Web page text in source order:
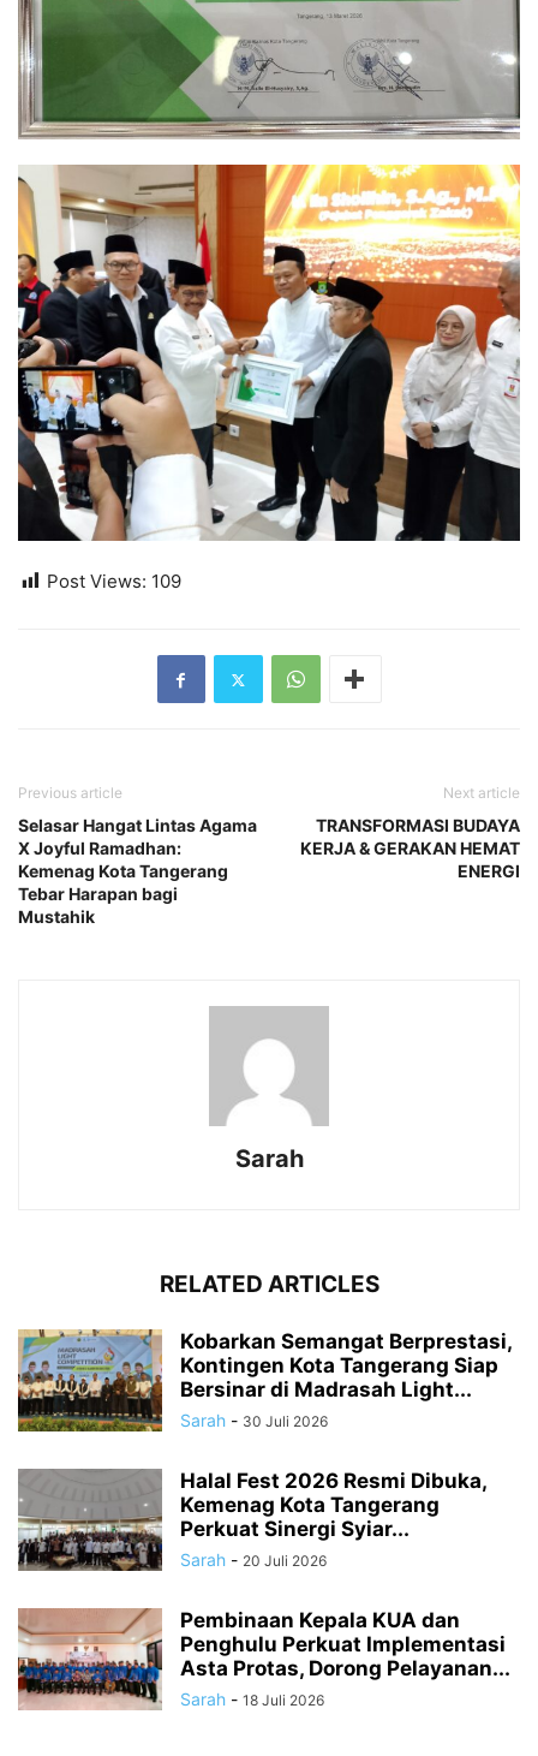
Post Views: 109
Previous article
Selasar Hangat Lintas Agama
X Joyful Ramadhan:
Kemenag Kota Tangerang
Tebar Harapan bagi
Mustahik
Next article
TRANSFORMASI BUDAYA
KERJA & GERAKAN HEMAT
ENERGI
Sarah
RELATED ARTICLES
Kobarkan Semangat Berprestasi,
Kontingen Kota Tangerang Siap
Bersinar di Madrasah Light...
Sarah - 30 Juli 2026
Halal Fest 2026 Resmi Dibuka,
Kemenag Kota Tangerang
Perkuat Sinergi Syiar...
Sarah - 20 Juli 2026
Pembinaan Kepala KUA dan
Penghulu Perkuat Implementasi
Asta Protas, Dorong Pelayanan...
Sarah - 18 Juli 2026